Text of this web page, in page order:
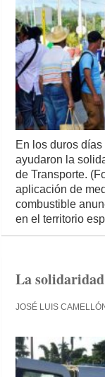
En los duros
ayudaron la
de Transporte.
aplicación de
combustible
en el territorio
La
JOSÉ LUIS